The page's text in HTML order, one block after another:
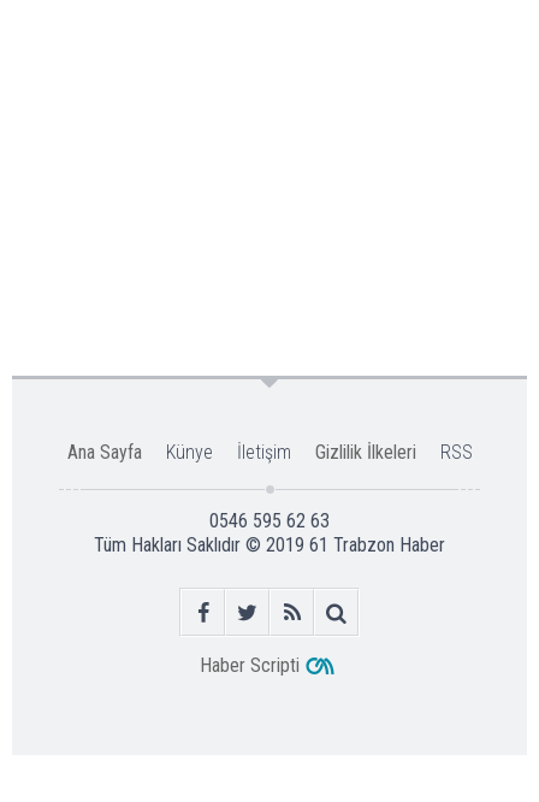
Ana Sayfa Künye İletişim Gizlilik İlkeleri RSS
0546 595 62 63
Tüm Hakları Saklıdır © 2019 61 Trabzon Haber
Haber Scripti